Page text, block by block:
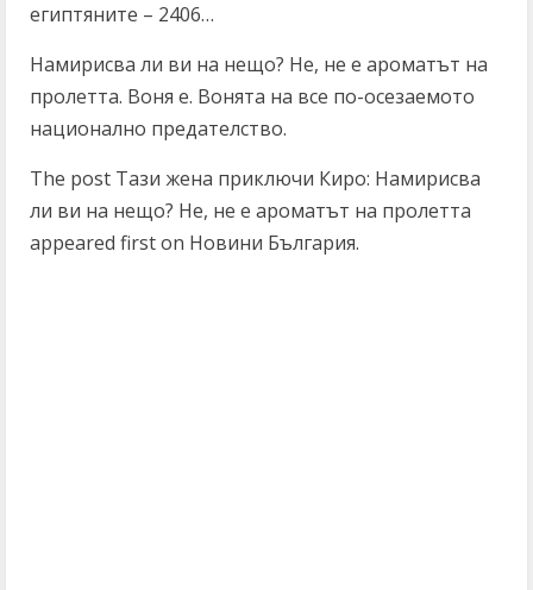
египтяните – 2406…
Намирисва ли ви на нещо? Не, не е ароматът на
пролетта. Воня е. Вонята на все по-осезаемото
национално предателство.
The post Тази жена приключи Киро: Намирисва
ли ви на нещо? Не, не е ароматът на пролетта
appeared first on Новини България.